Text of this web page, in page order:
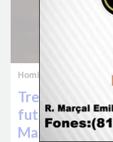
Homicídio
Treinador é
futsal e cinco
Mata Sul de